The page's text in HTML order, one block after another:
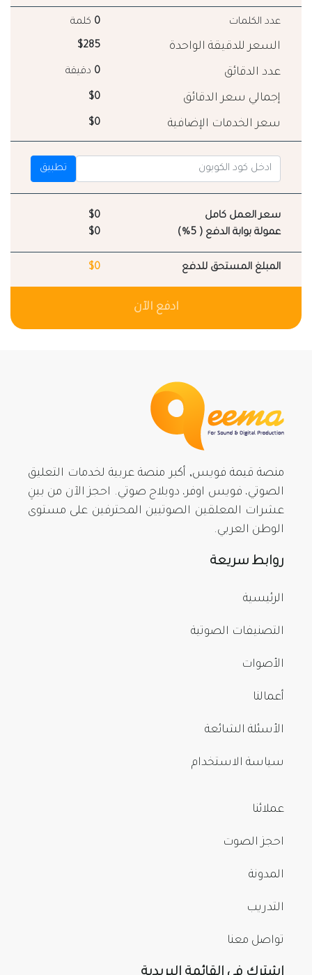
عدد الكلمات 0 كلمة
السعر للدقيقة الواحدة $285
عدد الدقائق 0 دقيقة
إجمالي سعر الدقائق $0
سعر الخدمات الإضافية $0
تطبيق
سعر العمل كامل
$0
عمولة بوابة الدفع ( 5%)
$0
المبلغ المستحق للدفع $0
ادفع الآن
منصة قيمة فويس, أكبر منصة عربية لخدمات التعليق
الصوتي، فويس اوفر، دوبلاج صوتي. احجز الآن من بينِ
عشرات المعلقين الصوتيين المحترفين على مستوى
الوطن العربي.
روابط سريعة
الرئيسية
التصنيفات الصوتية
الأصوات
أعمالنا
الأسئلة الشائعة
سياسة الاستخدام
عملائنا
احجز الصوت
المدونة
التدريب
تواصل معنا